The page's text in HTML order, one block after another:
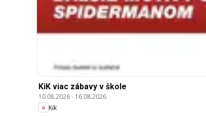
KiK viac zábavy v škole
10.08.2026- 16.08.2026
Kik